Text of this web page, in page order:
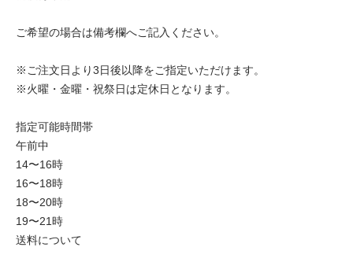
ご希望の場合は備考欄へご記入ください。
※ご注文日より3日後以降をご指定いただけます。
※火曜・金曜・祝祭日は定休日となります。
指定可能時間帯
午前中
14〜16時
16〜18時
18〜20時
19〜21時
送料について